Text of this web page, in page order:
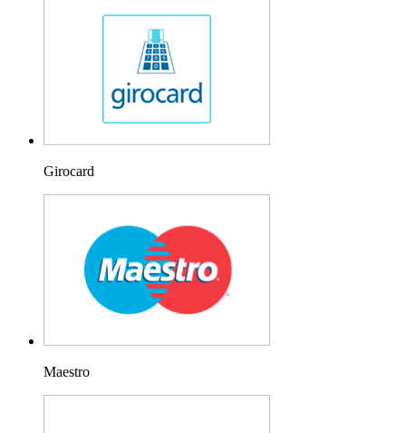
Girocard
Maestro